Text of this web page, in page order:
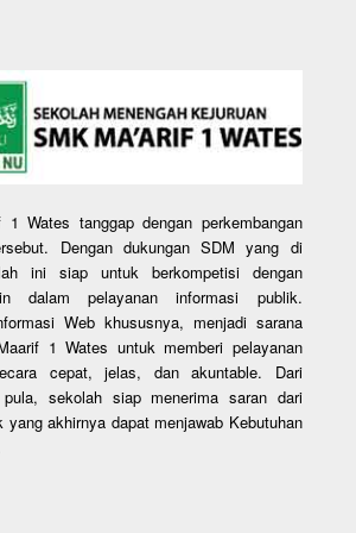
1 Wates tanggap dengan perkembangan
Dengan dukungan SDM yang di
ini siap untuk berkompetisi dengan
dalam pelayanan informasi publik.
Web khususnya, menjadi sarana
1 Wates untuk memberi pelayanan
cepat, jelas, dan akuntable. Dari
sekolah siap menerima saran dari
yang akhirnya dapat menjawab Kebutuhan